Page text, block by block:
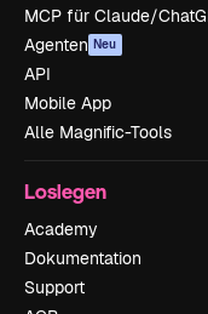
MCP für Claude/
Agenten Neu
API
Mobile App
Alle Magnific-Tools
Loslegen
Academy
Dokumentation
Support